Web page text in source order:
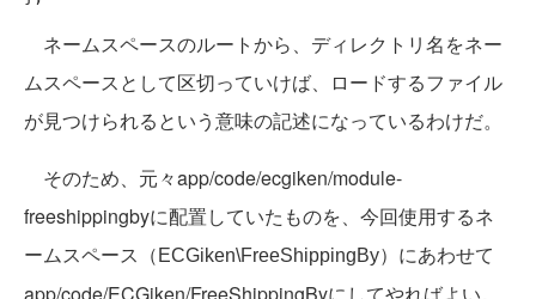
ネームスペースのルートから、ディレクトリ名をネー
ムスペースとして区切っていけば、ロードするファイル
が見つけられるという意味の記述になっているわけだ。
そのため、元々app/code/ecgiken/module-
freeshippingbyに配置していたものを、今回使用するネ
ームスペース（ ECGiken\FreeShippingBy）にあわせて